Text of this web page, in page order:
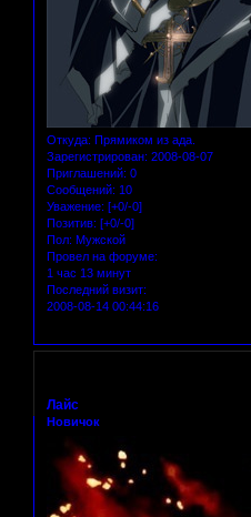
Откуда: Прямиком из ада.
Зарегистрирован: 2008-08-07
Приглашений: 0
Сообщений: 10
Уважение: [+0/-0]
Позитив: [+0/-0]
Пол: Мужской
Провел на форуме:
1 час 13 минут
Последний визит:
2008-08-14 00:44:16
Лайс
Новичок